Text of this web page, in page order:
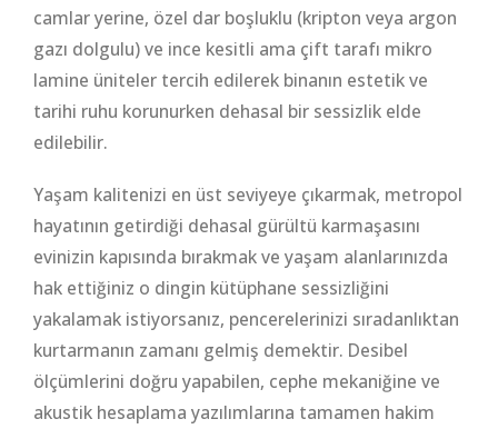
camlar yerine, özel dar boşluklu (kripton veya argon
gazı dolgulu) ve ince kesitli ama çift tarafı mikro
lamine üniteler tercih edilerek binanın estetik ve
tarihi ruhu korunurken dehasal bir sessizlik elde
edilebilir.
Yaşam kalitenizi en üst seviyeye çıkarmak, metropol
hayatının getirdiği dehasal gürültü karmaşasını
evinizin kapısında bırakmak ve yaşam alanlarınızda
hak ettiğiniz o dingin kütüphane sessizliğini
yakalamak istiyorsanız, pencerelerinizi sıradanlıktan
kurtarmanın zamanı gelmiş demektir. Desibel
ölçümlerini doğru yapabilen, cephe mekaniğine ve
akustik hesaplama yazılımlarına tamamen hakim